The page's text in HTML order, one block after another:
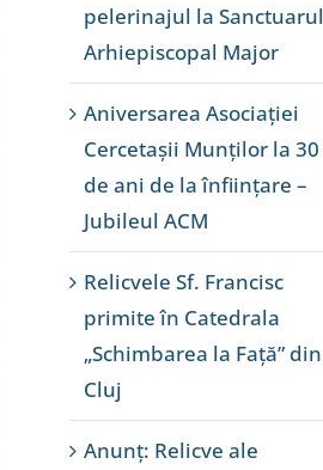
pelerinajul la Sanctuarul
Arhiepiscopal Major
Aniversarea Asociației
Cercetașii Munților la 30
de ani de la înființare –
Jubileul ACM
Relicvele Sf. Francisc
primite în Catedrala
„Schimbarea la Față” din
Cluj
Anunț: Relicve ale